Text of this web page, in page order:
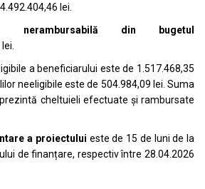
lei.
nerambursabilă din bugetul
a beneficiarului este de 1.517.468,35
neeligibile este de 504.984,09 lei. Suma
cheltuieli efectuate și rambursate
a proiectului este de 15 de luni de la
de finanțare, respectiv între 28.04.2026